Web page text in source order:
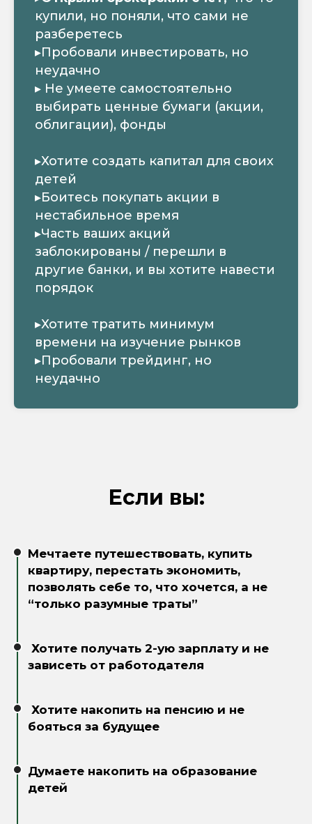
купили, но поняли, что сами не
разберетесь
▸Пробовали инвестировать, но
неудачно
▸ Не умеете самостоятельно
выбирать ценные бумаги (акции,
облигации), фонды
▸Хотите создать капитал для своих
детей
▸Боитесь покупать акции в
нестабильное время
▸Часть ваших акций
заблокированы / перешли в
другие банки, и вы хотите навести
порядок
▸Хотите тратить минимум
времени на изучение рынков
▸Пробовали трейдинг, но
неудачно
Если вы:
Мечтаете путешествовать, купить
квартиру, перестать экономить,
позволять себе то, что хочется, а не
“только разумные траты”
Хотите получать 2-ую зарплату и не
зависеть от работодателя
Хотите накопить на пенсию и не
бояться за будущее
Думаете накопить на образование
детей